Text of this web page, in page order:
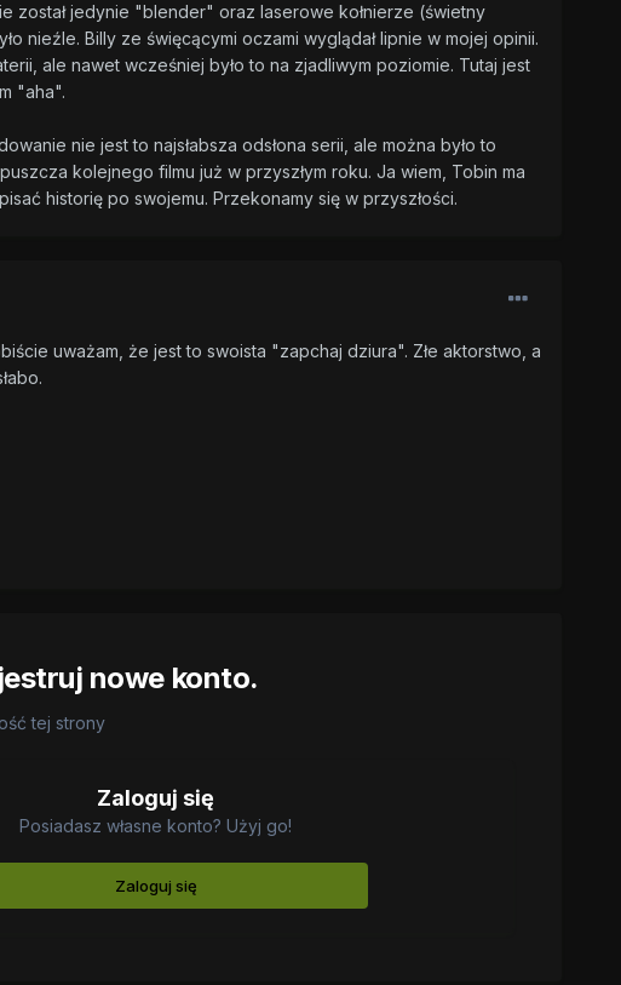
został jedynie "blender" oraz laserowe kołnierze (świetny
nieźle. Billy ze święcącymi oczami wyglądał lipnie w mojej opinii.
ale nawet wcześniej było to na zjadliwym poziomie. Tutaj jest
"aha".
nie jest to najsłabsza odsłona serii, ale można było to
kolejnego filmu już w przyszłym roku. Ja wiem, Tobin ma
historię po swojemu. Przekonamy się w przyszłości.
uważam, że jest to swoista "zapchaj dziura". Złe aktorstwo, a
nowe konto.
tej strony
Zaloguj się
Posiadasz własne konto? Użyj go!
Zaloguj się